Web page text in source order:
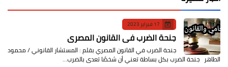
17 فبراير 2023
جنحة الضرب في القانون المصري
جنحة الضرب في القانون المصري بقلم : المستشار القانوني / محمود
الطاهر جنحة الضرب بكل بساطة تعني أن شخصًا تعدى بالضرب…